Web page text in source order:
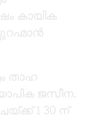
കായിക
താഹ
ജസീന.
1 30 ന്